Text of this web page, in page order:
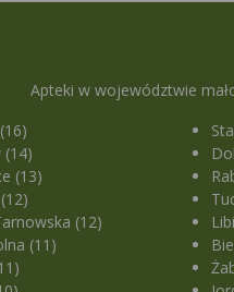
Apteki w województwie
(14)
(13)
(12)
(11)